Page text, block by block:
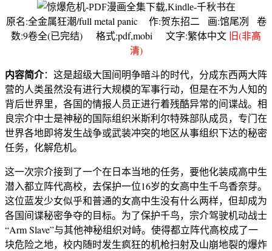
原名:全金属狂潮/full metal panic 作:贺东招二 画:馆尾冽 卷
数:9卷全(已完结) 格式:pdf,mobi 文字:繁体中文 旧(非高
清)
内容简介：这是超级大国间明争暗斗的时代，分成东西两大阵
营的人类虽然没有进行大规模的军事行动，但是在不为人知的
背后世界里，各国的情报人员正进行着残酷异常的间谍战。相
良宗介中士是神秘的国际组织米斯利尔特殊部队成员，专门在
世界各地即将发生战争或武装冲突的地区从事组织下达的秘密
任务，化解危机。
这一次宗介接到了一个在日本当地的任务，要他化装成高中生
潜入都立阵代高校，去保护一位16岁的女高中生千鸟香奈芽。
这位蓝发少女似乎和普通的女高中生没有什么两样，但却成为
各国间谍秘密争夺的目标。为了保护千鸟，宗介驾驶机动战士
“Arm Slave”与其他神秘组织对峙。使得都立阵代高校成了一
块危险之地，校内随时发生疯狂的机枪扫射及山崩地裂的爆炸